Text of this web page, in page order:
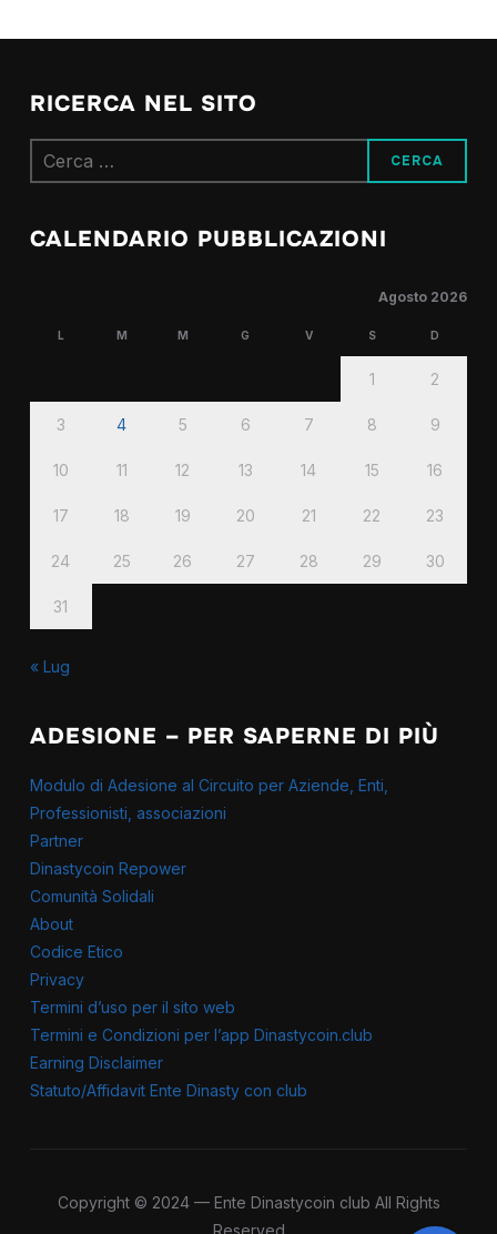
RICERCA NEL SITO
Ricerca
per:
CALENDARIO PUBBLICAZIONI
Agosto 2026
L M M G V S D
1 2
3 4 5 6 7 8 9
10 11 12 13 14 15 16
17 18 19 20 21 22 23
24 25 26 27 28 29 30
31
« Lug
ADESIONE – PER SAPERNE DI PIÙ
Modulo di Adesione al Circuito per Aziende, Enti,
Professionisti, associazioni
Partner
Dinastycoin Repower
Comunità Solidali
About
Codice Etico
Privacy
Termini d’uso per il sito web
Termini e Condizioni per l’app Dinastycoin.club
Earning Disclaimer
Statuto/Affidavit Ente Dinasty con club
Copyright © 2024 — Ente Dinastycoin club All Rights
Reserved